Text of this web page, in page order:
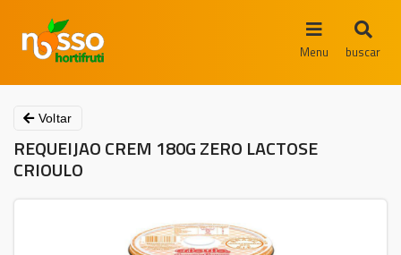
Menu buscar
Voltar
REQUEIJAO CREM 180G ZERO LACTOSE
CRIOULO